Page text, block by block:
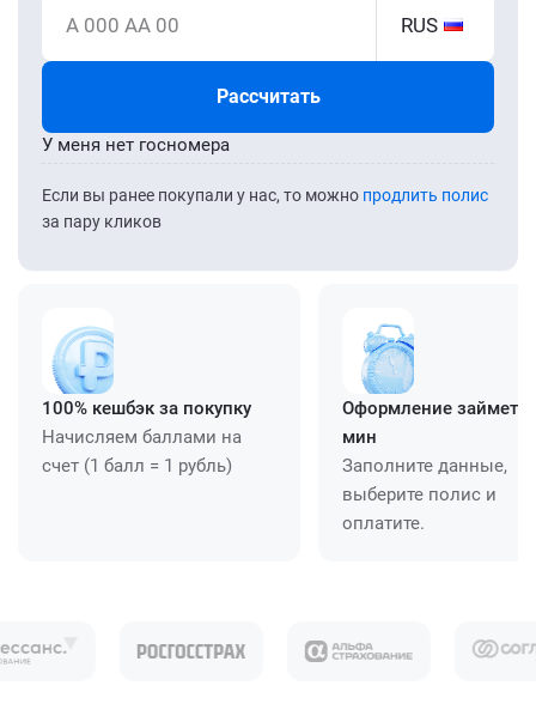
А 000 АА 00 RUS
Рассчитать
Если вы ранее покупали у нас, то можно продлить полис
за пару кликов
У меня нет госномера
100% кешбэк за покупку
Начисляем баллами на
счет (1 балл = 1 рубль)
Оформление займет
мин
Заполните данные,
выберите полис и
оплатите.